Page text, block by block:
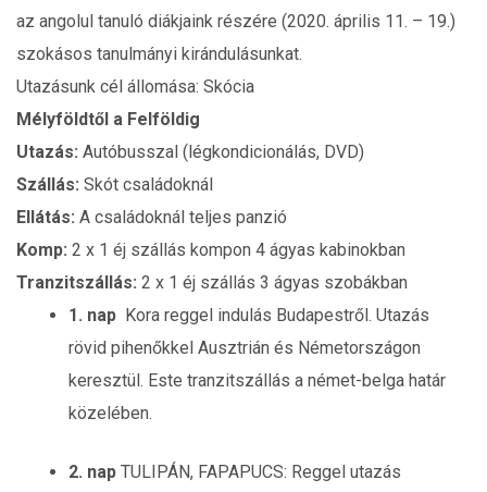
az angolul tanuló diákjaink részére (2020. április 11. – 19.)
szokásos tanulmányi kirándulásunkat.
Utazásunk cél állomása: Skócia
Mélyföldtől a Felföldig
Utazás: Autóbusszal (légkondicionálás, DVD)
Szállás: Skót családoknál
Ellátás: A családoknál teljes panzió
Komp: 2 x 1 éj szállás kompon 4 ágyas kabinokban
Tranzitszállás: 2 x 1 éj szállás 3 ágyas szobákban
1. nap Kora reggel indulás Budapestről. Utazás
rövid pihenőkkel Ausztrián és Németországon
keresztül. Este tranzitszállás a német-belga határ
közelében.
2. nap TULIPÁN, FAPAPUCS: Reggel utazás